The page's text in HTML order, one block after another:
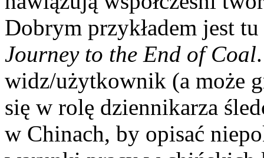
Dobrym przykładem jest
Journey to the End of Coal
widz/użytkownik (a może
się w rolę dziennikarza
w Chinach, by opisać